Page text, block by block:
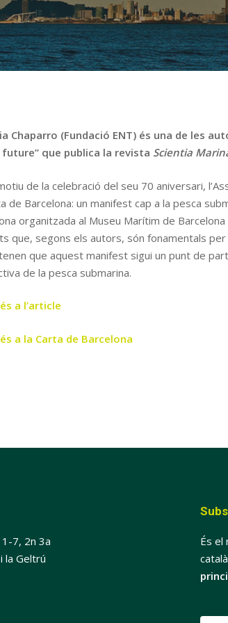
Chaparro (Fundació ENT) és una de les
que publica la revista Scientia
de la celebració del seu 70 aniversari,
de Barcelona: un manifest cap a la pesca
organitzada al Museu Marítim de
que, segons els autors, són fonamentals
que aquest manifest sigui un punt de
de la pesca submarina.
a l’article
a la Carta de Barcelona
7, 2n 3a
la Geltrú
És el